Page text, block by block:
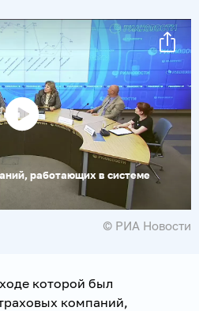
работающих в системе
© РИА Новости
которой был
компаний,